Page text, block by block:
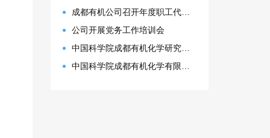
成都有机公司召开年度职工代表大会
公司开展党务工作培训会
中国科学院成都有机化学研究所2026年博士研究生拟录取名单公示
中国科学院成都有机化学有限公司2026年预算